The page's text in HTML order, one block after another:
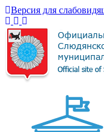
Версия для